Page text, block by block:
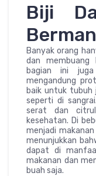
Biji
Banyak orang
dan membuang
bagian ini
mengandung
baik untuk tubuh
seperti di
serat dan
kesehatan. Di
menjadi
menunjukkan
dapat di
makanan dan
buah saja.